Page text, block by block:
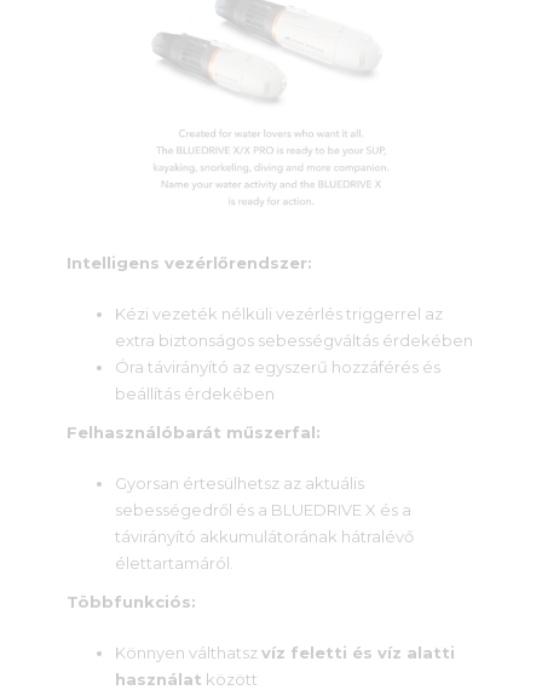
Intelligens vezérlőrendszer:
Kézi vezeték nélküli vezérlés triggerrel az
extra biztonságos sebességváltás érdekében
Óra távirányító az egyszerű hozzáférés és
beállítás érdekében
Felhasználóbarát műszerfal:
Gyorsan értesülhetsz az aktuális
sebességedről és a BLUEDRIVE X és a
távirányító akkumulátorának hátralévő
élettartamáról.
Többfunkciós:
Könnyen válthatsz víz feletti és víz alatti
használat között